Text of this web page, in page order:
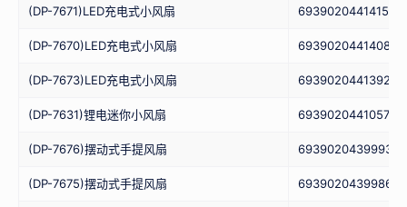
(DP-7671)LED充电式小风扇 6939020441415
(DP-7670)LED充电式小风扇 6939020441408
(DP-7673)LED充电式小风扇 6939020441392
(DP-7631)锂电迷你小风扇 6939020441057
(DP-7676)摆动式手提风扇 6939020439993
(DP-7675)摆动式手提风扇 6939020439986